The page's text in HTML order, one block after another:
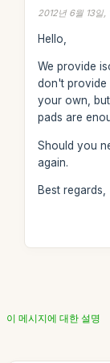
2012년 6월 13일,
Hello,
We provide
don't provide
your own,
pads are
Should you
again.
Best regards,
이 메시지에 대한 설명